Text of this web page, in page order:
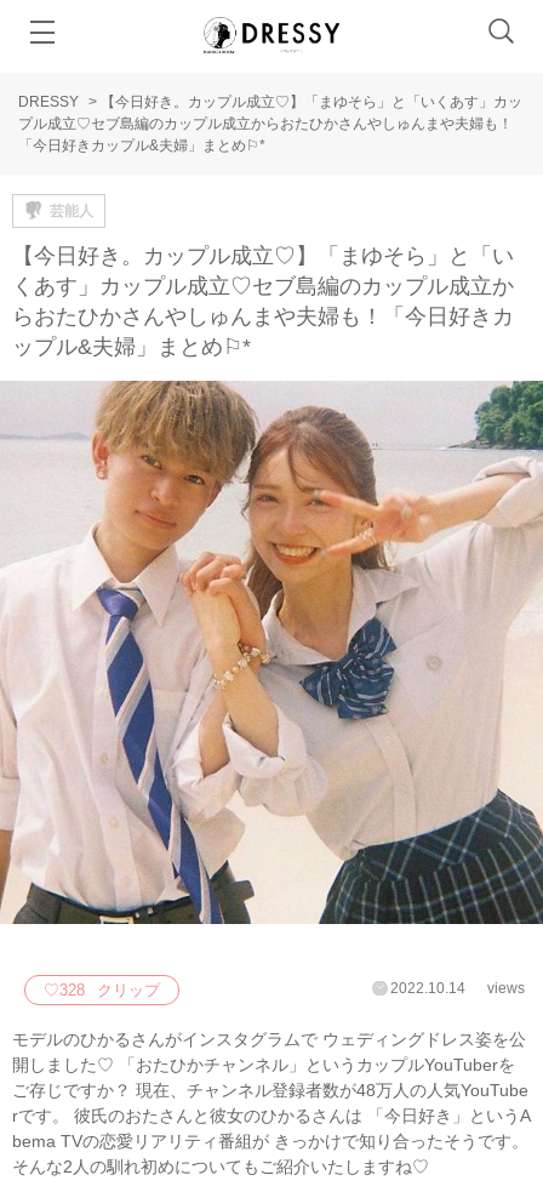
DRESSY >
【今日好き。カップル成立♡】「まゆそら」と「いくあす」カッ
プル成立♡セブ島編のカップル成立からおたひかさんやしゅんまや夫婦も！
「今日好きカップル&夫婦」まとめ⚐*
芸能人
【今日好き。カップル成立♡】「まゆそら」と「い
くあす」カップル成立♡セブ島編のカップル成立か
らおたひかさんやしゅんまや夫婦も！「今日好きカ
ップル&夫婦」まとめ⚐*
♡328 クリップ 2022.10.14 views
モデルのひかるさんがインスタグラムで ウェディングドレス姿を公
開しました♡ 「おたひかチャンネル」というカップルYouTuberを
ご存じですか？ 現在、チャンネル登録者数が48万人の人気YouTube
rです。 彼氏のおたさんと彼女のひかるさんは 「今日好き」というA
bema TVの恋愛リアリティ番組が きっかけで知り合ったそうです。
そんな2人の馴れ初めについてもご紹介いたしますね♡